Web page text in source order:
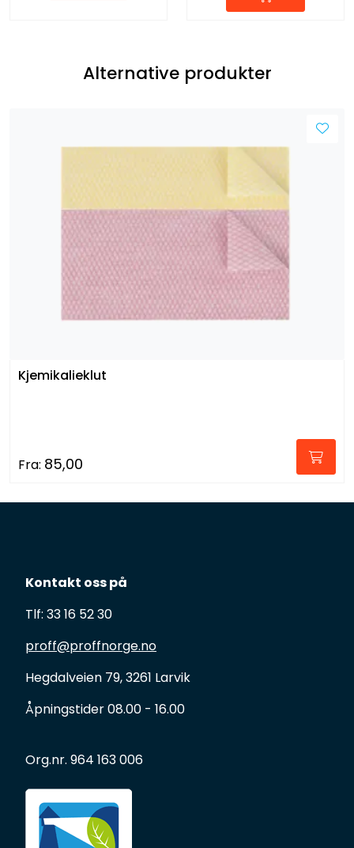
Alternative produkter
Kjemikalieklut
Fra: 85,00
Kontakt oss på
Tlf: 33 16 52 30
proff@proffnorge.no
Hegdalveien 79, 3261 Larvik
Åpningstider 08.00 - 16.00
Org.nr. 964 163 006